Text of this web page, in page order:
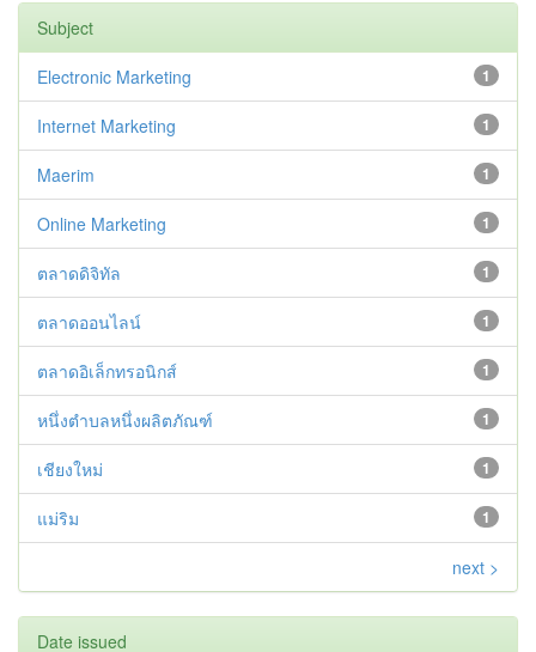
Subject
1
Electronic Marketing
1
Internet Marketing
1
Maerim
1
Online Marketing
1
ตลาดดิจิทัล
1
ตลาดออนไลน์
1
ตลาดอิเล็กทรอนิกส์
1
หนึ่งตำบลหนึ่งผลิตภัณฑ์
1
เชียงใหม่
1
แม่ริม
next >
Date issued